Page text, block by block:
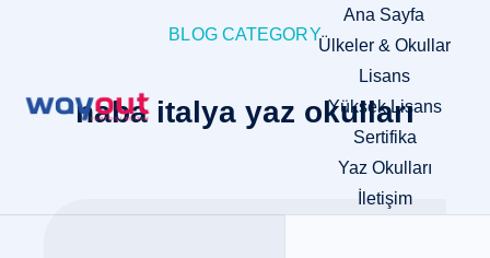
Ana Sayfa
Ülkeler & Okullar
Lisans
Yüksek Lisans
Sertifika
Yaz Okulları
İletişim
BLOG CATEGORY
naba italya yaz okulları